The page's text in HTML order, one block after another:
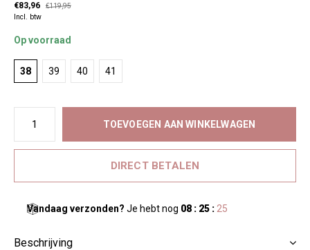
€83,96
€119,95
Incl. btw
Op voorraad
38 39 40 41
TOEVOEGEN AAN WINKELWAGEN
DIRECT BETALEN
Vandaag verzonden? Je hebt nog 08 : 25 : 24
Beschrijving